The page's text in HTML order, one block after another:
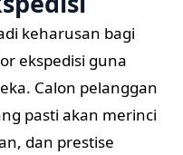
keharusan bagi
ekspedisi guna
Calon pelanggan
pasti akan merinci
dan prestise